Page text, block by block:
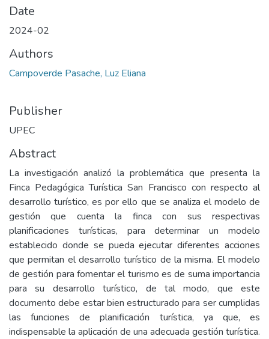
Date
2024-02
Authors
Campoverde Pasache, Luz Eliana
Publisher
UPEC
Abstract
La investigación analizó la problemática que presenta la
Finca Pedagógica Turística San Francisco con respecto al
desarrollo turístico, es por ello que se analiza el modelo de
gestión que cuenta la finca con sus respectivas
planificaciones turísticas, para determinar un modelo
establecido donde se pueda ejecutar diferentes acciones
que permitan el desarrollo turístico de la misma. El modelo
de gestión para fomentar el turismo es de suma importancia
para su desarrollo turístico, de tal modo, que este
documento debe estar bien estructurado para ser cumplidas
las funciones de planificación turística, ya que, es
indispensable la aplicación de una adecuada gestión turística.